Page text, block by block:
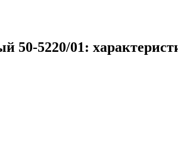
50-5220/01: